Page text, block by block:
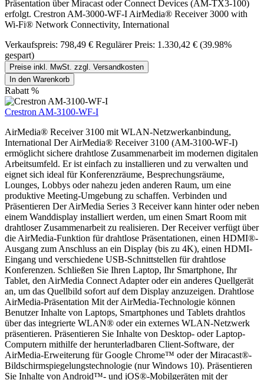
Präsentation über Miracast oder Connect Devices (AM-TX3-100)
erfolgt. Crestron AM-3000-WF-I AirMedia® Receiver 3000 with
Wi-Fi® Network Connectivity, International
Verkaufspreis: 798,49 € Regulärer Preis: 1.330,42 € (39.98%
gespart)
Preise inkl. MwSt. zzgl. Versandkosten
In den Warenkorb
Rabatt %
Crestron AM-3100-WF-I
AirMedia® Receiver 3100 mit WLAN-Netzwerkanbindung,
International Der AirMedia® Receiver 3100 (AM-3100-WF-I)
ermöglicht sichere drahtlose Zusammenarbeit im modernen digitalen
Arbeitsumfeld. Er ist einfach zu installieren und zu verwalten und
eignet sich ideal für Konferenzräume, Besprechungsräume,
Lounges, Lobbys oder nahezu jeden anderen Raum, um eine
produktive Meeting-Umgebung zu schaffen. Verbinden und
Präsentieren Der AirMedia Series 3 Receiver kann hinter oder neben
einem Wanddisplay installiert werden, um einen Smart Room mit
drahtloser Zusammenarbeit zu realisieren. Der Receiver verfügt über
die AirMedia-Funktion für drahtlose Präsentationen, einen HDMI®-
Ausgang zum Anschluss an ein Display (bis zu 4K), einen HDMI-
Eingang und verschiedene USB-Schnittstellen für drahtlose
Konferenzen. Schließen Sie Ihren Laptop, Ihr Smartphone, Ihr
Tablet, den AirMedia Connect Adapter oder ein anderes Quellgerät
an, um das Quellbild sofort auf dem Display anzuzeigen. Drahtlose
AirMedia-Präsentation Mit der AirMedia-Technologie können
Benutzer Inhalte von Laptops, Smartphones und Tablets drahtlos
über das integrierte WLAN® oder ein externes WLAN-Netzwerk
präsentieren. Präsentieren Sie Inhalte von Desktop- oder Laptop-
Computern mithilfe der herunterladbaren Client-Software, der
AirMedia-Erweiterung für Google Chrome™ oder der Miracast®-
Bildschirmspiegelungstechnologie (nur Windows 10). Präsentieren
Sie Inhalte von Android™- und iOS®-Mobilgeräten mit der